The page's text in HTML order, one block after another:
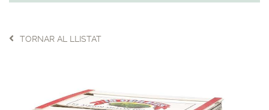
TORNAR AL LLISTAT